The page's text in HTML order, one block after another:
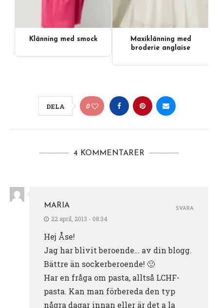
Klänning med smock
Maxiklänning med
broderie anglaise
DELA 0
4 KOMMENTARER
MARIA
22 april, 2013 - 08:34
Hej Åse!
Jag har blivit beroende… av din blogg.
Bättre än sockerberoende! 🙂
Har en fråga om pasta, alltså LCHF-
pasta. Kan man förbereda den typ
några dagar innan eller är det a la
SVARA